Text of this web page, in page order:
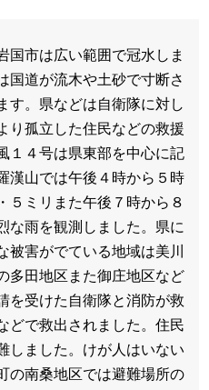
国市は広い範囲で冠水しま
国道が流木や土砂で寸断さ
す。県などは自衛隊に対し
り孤立した住民などの救援
１４号は県東部を中心に記
漢山では午後４時から５時
５ミリまた午後７時から８
な雨を観測しました。県に
被害がでている地域は美川
多田地区また御庄地区など
を受けた自衛隊と消防が救
どで救出されました。住民
しました。けが人はいない
の南桑地区では避難場所の